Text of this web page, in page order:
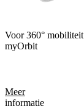
Voor 360° mobiliteit
myOrbit
Meer
informatie